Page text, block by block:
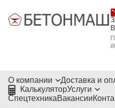
О компании
Доставка и
КалькуляторУслуги
СпецтехникаВакансии